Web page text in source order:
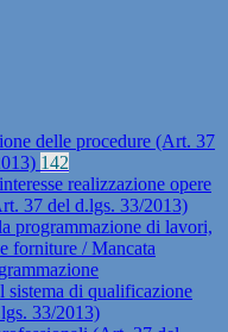
delle procedure (Art. 37
142
realizzazione opere
37 del d.lgs. 33/2013)
programmazione di lavori,
forniture / Mancata
sistema di qualificazione
33/2013)